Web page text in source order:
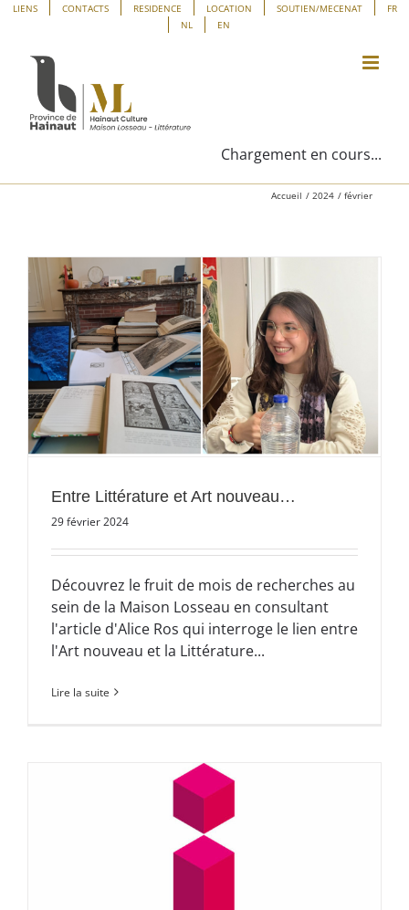
Panneau de gestion des cookies
Passer
contenu
LIENS CONTACTS RESIDENCE LOCATION SOUTIEN/MECENAT
FR
NL
EN
Chargement en cours...
Accueil 2024 février
Entre Littérature et Art nouveau…
29 février 2024
Découvrez le fruit de mois de recherches au
sein de la Maison Losseau en consultant
l'article d'Alice Ros qui interroge le lien entre
l'Art nouveau et la Littérature...
Lire la suite